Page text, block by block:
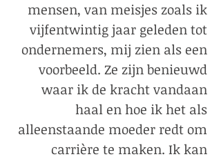
mensen, van meisjes zoals ik
vijfentwintig jaar geleden tot
ondernemers, mij zien als een
voorbeeld. Ze zijn benieuwd
waar ik de kracht vandaan
haal en hoe ik het als
alleenstaande moeder redt om
carrière te maken. Ik kan